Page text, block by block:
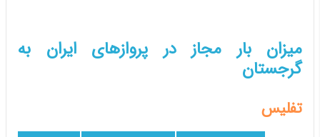
میزان بار مجاز در پروازهای ایران به
گرجستان
تفلیس